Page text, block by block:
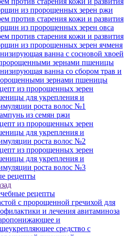
из пророщенных зерен ржи
против старения кожи и развития
из пророщенных зерен овса
против старения кожи и развития
из пророщенных зерен ячменя
ванна с сосновой хвоей
зернами пшеницы
ванна со сбором трав и
зернами пшеницы
из пророщенных зерен
для укрепления и
роста волос №1
из семян ржи
из пророщенных зерен
для укрепления и
роста волос №2
из пророщенных зерен
для укрепления и
роста волос №3
рецепты
рецепты
с пророщенной гречихой для
и лечения авитаминоза
и
средство с